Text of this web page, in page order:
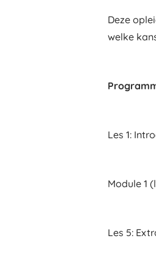
Deze
welke
Les 1:
Module 1
Les 5: